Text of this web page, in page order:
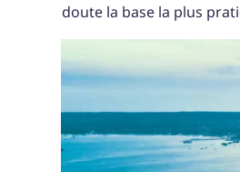
doute la base la plus